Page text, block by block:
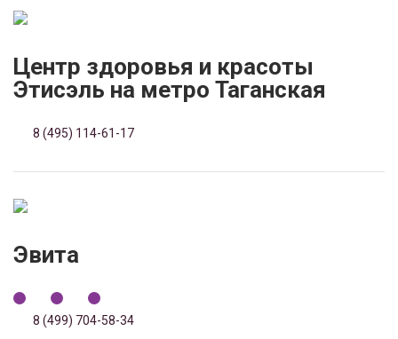
Центр здоровья и красоты
Этисэль на метро Таганская
8 (495) 114-61-17
Эвита
8 (499) 704-58-34